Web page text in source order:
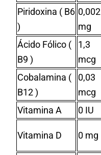
Piridoxina ( B6
)
0,002
mg
Ácido Fólico (
B9 )
1,3
mcg
Cobalamina (
B12 )
0,03
mcg
Vitamina A 0 IU
Vitamina D 0 mg